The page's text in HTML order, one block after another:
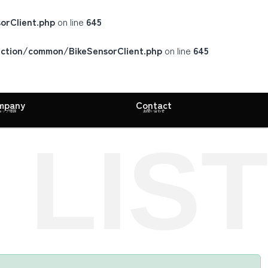
on line 645
common/BikeSensorClient.php on line 645
ップ情報 Contact
お問い合わせ